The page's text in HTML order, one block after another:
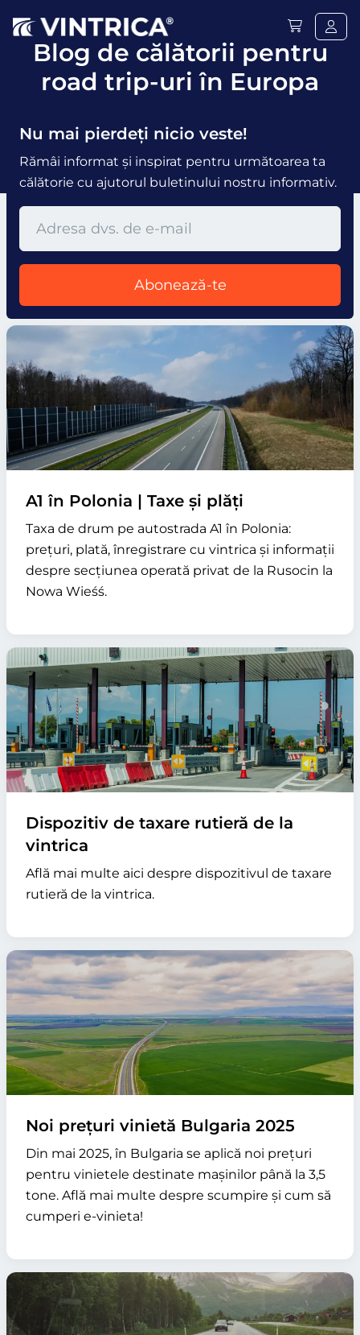
Blog de călătorii pentru
road trip-uri în Europa
Nu mai pierdeți nicio veste!
Rămâi informat și inspirat pentru următoarea ta
călătorie cu ajutorul buletinului nostru informativ.
Abonează-te
A1 în Polonia | Taxe și plăți
Taxa de drum pe autostrada A1 în Polonia:
prețuri, plată, înregistrare cu vintrica și informații
despre secțiunea operată privat de la Rusocin la
Nowa Wieśś.
Dispozitiv de taxare rutieră de la
vintrica
Află mai multe aici despre dispozitivul de taxare
rutieră de la vintrica.
Noi prețuri vinietă Bulgaria 2025
Din mai 2025, în Bulgaria se aplică noi prețuri
pentru vinietele destinate mașinilor până la 3,5
tone. Află mai multe despre scumpire și cum să
cumperi e-vinieta!